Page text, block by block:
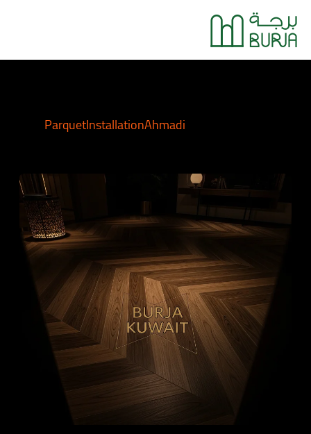
تخطي
إلى
المحتوى
ParquetInstallationAhmadi